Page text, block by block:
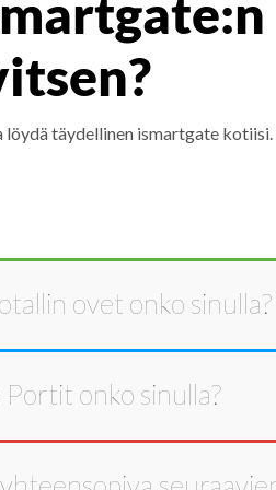
täydellinen ismartgate kotiisi.
ovet onko sinulla?
Portit onko sinulla?